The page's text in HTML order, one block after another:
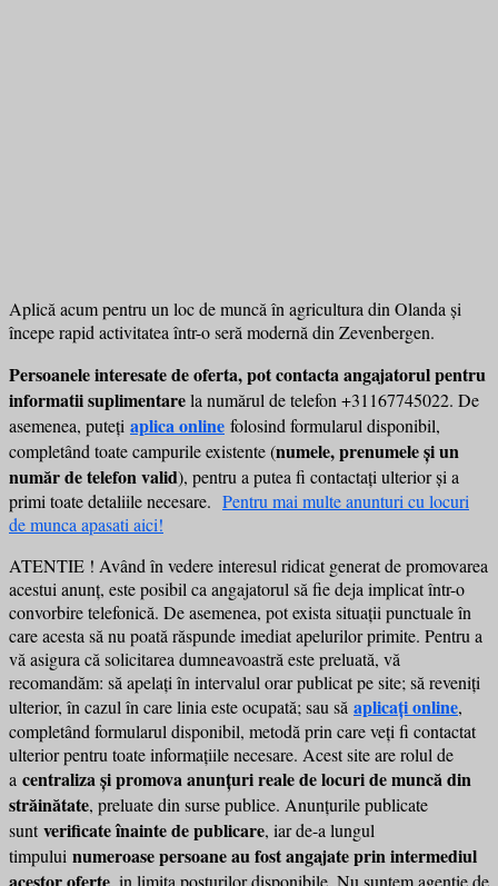
Aplică acum pentru un loc de muncă în agricultura din Olanda și
începe rapid activitatea într-o seră modernă din Zevenbergen.
Persoanele interesate de oferta, pot contacta angajatorul pentru
informatii suplimentarela numărul de telefon +31167745022. De
asemenea, puteți aplicaonline folosind formularul disponibil,
completând toate campurile existente (numele, prenumele și un
număr de telefon valid), pentru a putea fi contactați ulterior și a
primi toate detaliile necesare. Pentru mai multe anunturi cu locuri
de munca apasati aici!
ATENTIE ! Având în vedere interesul ridicat generat de promovarea
acestui anunț, este posibil ca angajatorul să fie deja implicat într-o
convorbire telefonică. De asemenea, pot exista situații punctuale în
care acesta să nu poată răspunde imediat apelurilor primite. Pentru a
vă asigura că solicitarea dumneavoastră este preluată, vă
recomandăm: să apelați în intervalul orar publicat pe site; să reveniți
ulterior, în cazul în care linia este ocupată; sau să aplicați online,
completând formularul disponibil, metodă prin care veți fi contactat
ulterior pentru toate informațiile necesare. Acest site are rolul de
a centraliza și promova anunțuri reale de locuri de muncă din
străinătate, preluate din surse publice. Anunțurile publicate
suntverificate înainte de publicare, iar de-a lungul
timpului numeroase persoane au fost angajate prin intermediul
, in limita posturilor disponibile. Nu suntem agenție de